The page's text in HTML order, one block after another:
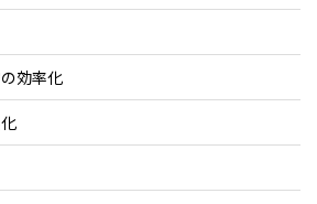
効率化